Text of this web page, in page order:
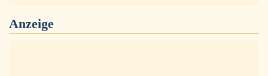
Anzeige